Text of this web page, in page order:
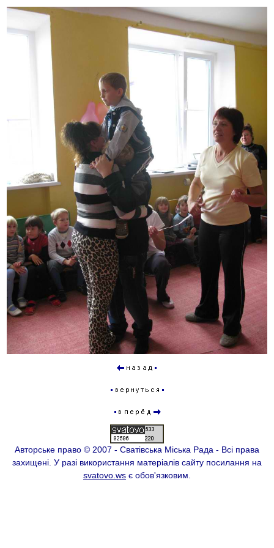
Авторське право © 2007 - Сватівська Міська Рада - Всі права
захищені. У разі використання матеріалів сайту посилання на
svatovo.ws є обов'язковим.